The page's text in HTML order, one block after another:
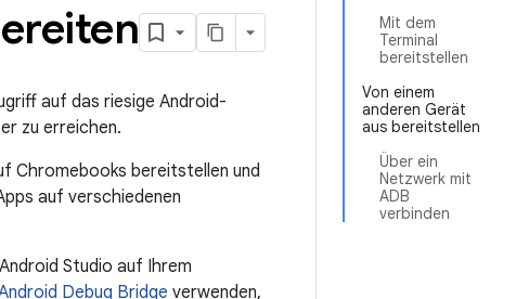
Mit dem
Terminal
bereitstellen
Von einem
anderen Gerät
aus bereitstellen
Über ein
Netzwerk mit
ADB
verbinden
auf das riesige Android-
zu erreichen.
Chromebooks bereitstellen und
auf verschiedenen
Studio auf Ihrem
Debug Bridge verwenden,